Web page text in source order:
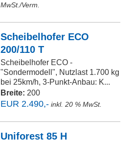
MwSt./Verm.
Scheibelhofer ECO
200/110 T
Scheibelhofer ECO -
"Sondermodell", Nutzlast 1.700 kg
bei 25km/h, 3-Punkt-Anbau: K...
Breite: 200
EUR 2.490,- inkl. 20 % MwSt.
Uniforest 85 H